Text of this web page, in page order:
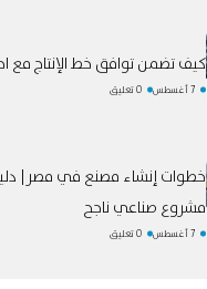
كيف تضمن توافق خط الإنتاج مع
7 أغسطس 0 تعليق
خطوات إنشاء مصنع في مصر|
مشروع صناعي ناجح
7 أغسطس 0 تعليق